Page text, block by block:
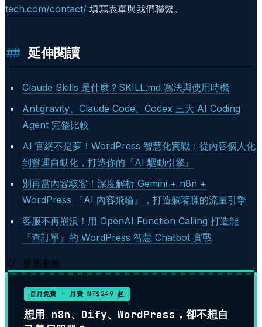
tech.com/contact/ 填寫表單與我們聯繫。
延伸閱讀
Claude Skills 是什麼？SKILL.md 寫法與使用時機
Antigravity、Claude Code、Codex 三大 AI Coding
Agent 完整比較
AI 官網不是夢！WordPress 智慧化實戰：從內容個人化
到營運自動化，打造你的『AI 驅動引擎』
別再當內容駭客！深度解析 Gemini + n8n +
WordPress 『AI 內容飛輪』，打造躺著賺的流量引擎
客服不再崩潰！用 OpenAI Function Calling 打造能
『查訂單』的 WordPress 智慧 Chatbot 實戰
// 推薦服務
首月免費 · 月費 NT$249 起
想用 n8n、Dify、WordPress，卻不想自